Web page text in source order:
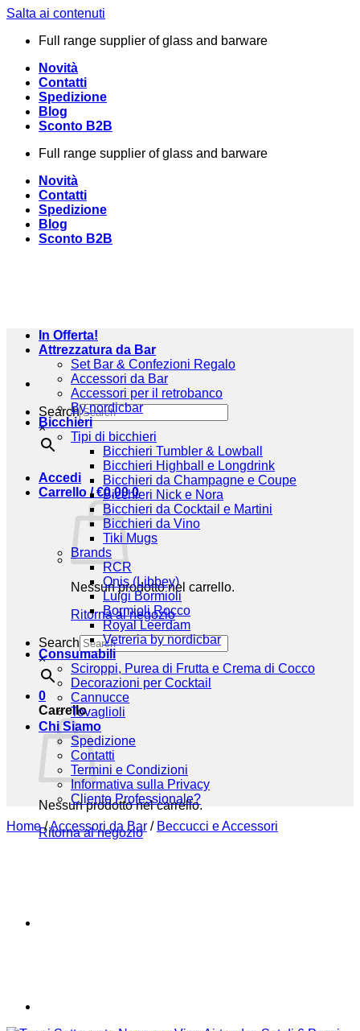
Salta ai contenuti
Full range supplier of glass and barware
Novità
Contatti
Spedizione
Blog
Sconto B2B
Full range supplier of glass and barware
Novità
Contatti
Spedizione
Blog
Sconto B2B
Search
×
Accedi
Carrello /€0,00 0
Nessun prodotto nel carrello.
Ritorna al negozio
Search
×
0
Carrello
Nessun prodotto nel carrello.
Ritorna al negozio
In Offerta!
Attrezzatura da Bar
Set Bar & Confezioni Regalo
Accessori da Bar
Accessori per il retrobanco
By nordicbar
Bicchieri
Tipi di bicchieri
Bicchieri Tumbler & Lowball
Bicchieri Highball e Longdrink
Bicchieri da Champagne e Coupe
Bicchieri Nick e Nora
Bicchieri da Cocktail e Martini
Bicchieri da Vino
Tiki Mugs
Brands
RCR
Onis (Libbey)
Luigi Bormioli
Bormioli Rocco
Royal Leerdam
Vetreria by nordicbar
Consumabili
Sciroppi, Purea di Frutta e Crema di Cocco
Decorazioni per Cocktail
Cannucce
Tovaglioli
Chi Siamo
Spedizione
Contatti
Termini e Condizioni
Informativa sulla Privacy
Cliente Professionale?
Home /Accessori da Bar / Beccucci e Accessori